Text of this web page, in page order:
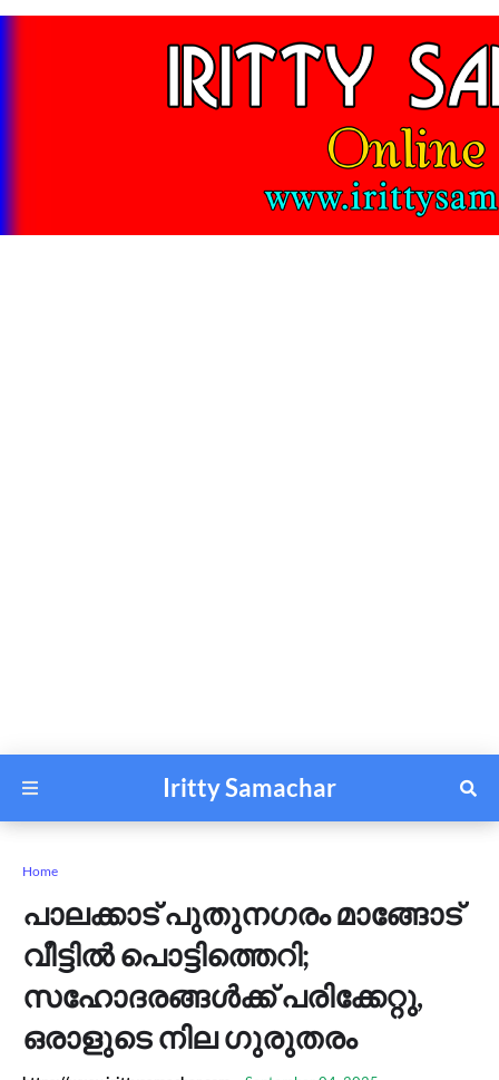
Iritty Samachar
Home
പാലക്കാട് പുതുനഗരം മാങ്ങോട്
വീട്ടിൽ പൊട്ടിത്തെറി;
സഹോദരങ്ങൾക്ക് പരിക്കേറ്റു,
ഒരാളുടെ നില ​ഗുരുതരം